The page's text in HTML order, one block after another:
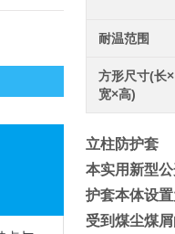
耐温范围
方形尺寸(长×
宽×高)
立柱防护套
本实用新型
护套本体设
受到煤尘煤